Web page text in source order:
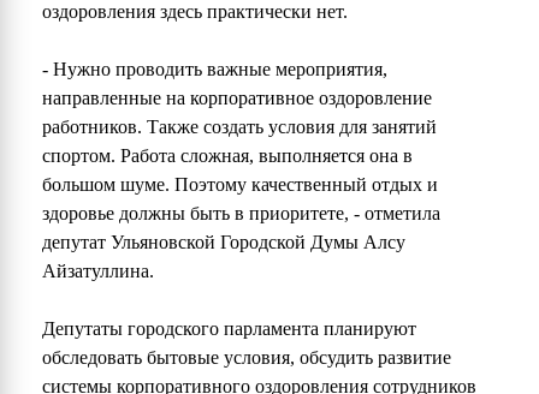
оздоровления здесь практически нет.
- Нужно проводить важные мероприятия,
направленные на корпоративное оздоровление
работников. Также создать условия для занятий
спортом. Работа сложная, выполняется она в
большом шуме. Поэтому качественный отдых и
здоровье должны быть в приоритете, - отметила
депутат Ульяновской Городской Думы Алсу
Айзатуллина.
Депутаты городского парламента планируют
обследовать бытовые условия, обсудить развитие
системы корпоративного оздоровления сотрудников